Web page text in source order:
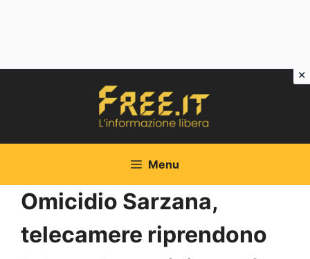
Menu
Omicidio Sarzana,
telecamere riprendono